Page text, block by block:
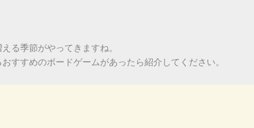
る季節がやってきますね。
すすめのボードゲームがあったら紹介してください。